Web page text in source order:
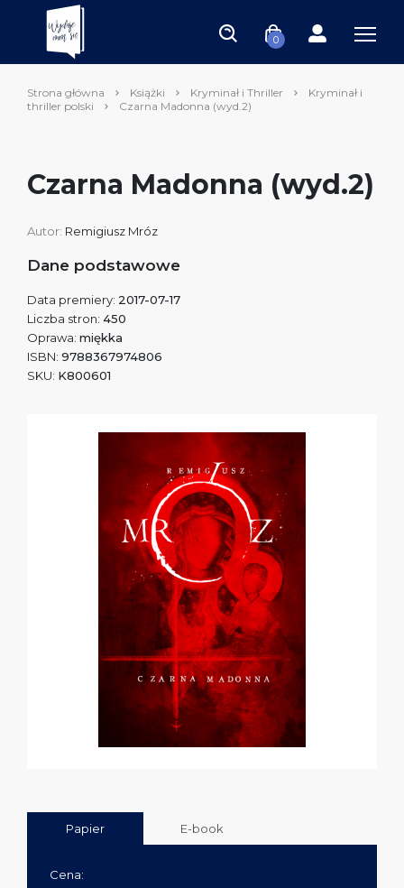
0
Strona główna Książki Kryminał i Thriller
Kryminał i
thriller polski
Czarna Madonna (wyd.2)
Czarna Madonna (wyd.2)
Autor: Remigiusz Mróz
Dane podstawowe
Data premiery: 2017-07-17
Liczba stron: 450
Oprawa: miękka
ISBN: 9788367974806
SKU: K800601
Papier E-book
Cena: